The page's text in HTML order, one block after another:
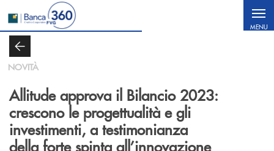
Salta al contenuto principale
MENU
NOVITÀ
Allitude approva il Bilancio 2023:
crescono le progettualità e gli
investimenti, a testimonianza
della forte spinta all’innovazione